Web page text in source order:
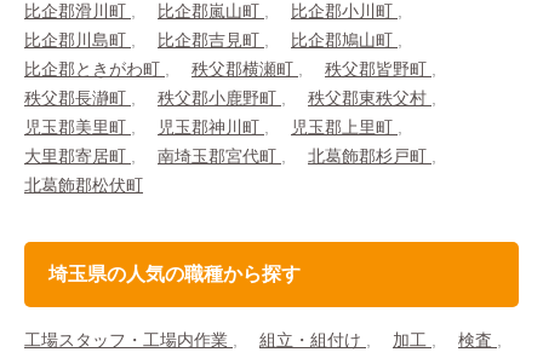
比企郡滑川町
比企郡嵐山町
比企郡小川町
比企郡川島町
比企郡吉見町
比企郡鳩山町
比企郡ときがわ町
秩父郡横瀬町
秩父郡皆野町
秩父郡長瀞町
秩父郡小鹿野町
秩父郡東秩父村
児玉郡美里町
児玉郡神川町
児玉郡上里町
大里郡寄居町
南埼玉郡宮代町
北葛飾郡杉戸町
北葛飾郡松伏町
埼玉県の人気の職種から探す
工場スタッフ・工場内作業 組立・組付け 加工
検査